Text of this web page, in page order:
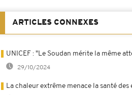
ARTICLES CONNEXES
UNICEF : "Le Soudan mérite la même
29/10/2024
La chaleur extrême menace la santé des